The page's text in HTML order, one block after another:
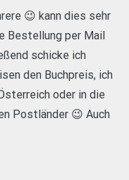
😉 kann dies sehr
Bestellung per Mail
schicke ich
den Buchpreis, ich
oder in die
Postländer 😉 Auch